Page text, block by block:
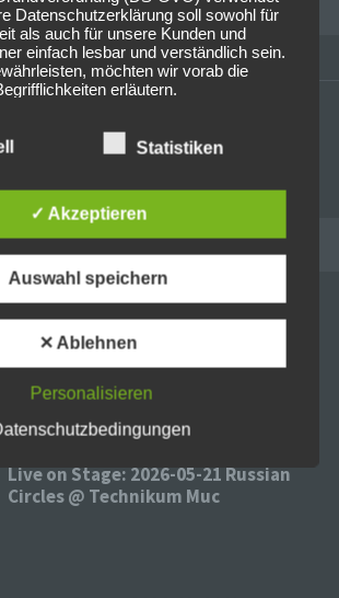
Live on Stage: 2026-07-06 Sex
Pistols @ Tollwood
Live on Stage: 2026-05-21 Russian
Circles @ Technikum Muc
Datenschutzerklärung soll sowohl für
als auch für unsere Kunden und
einfach lesbar und verständlich sein.
möchten wir vorab die
erläutern.
die folgenden Begriffe:
Daten sind alle
die sich auf eine identifizierte oder
natürliche Person (im Folgenden
Person") beziehen. Als identifizierbar
natürliche Person angesehen, die direkt
insbesondere mittels Zuordnung zu
wie einem Namen, zu einer
oder zu einem oder mehreren
physiologischen, genetischen,
wirtschaftlichen, kulturellen oder
Identität dieser natürlichen Person sind,
werden kann.
Person
Statistiken
✓ Akzeptieren
Auswahl speichern
✕ Ablehnen
Personalisieren